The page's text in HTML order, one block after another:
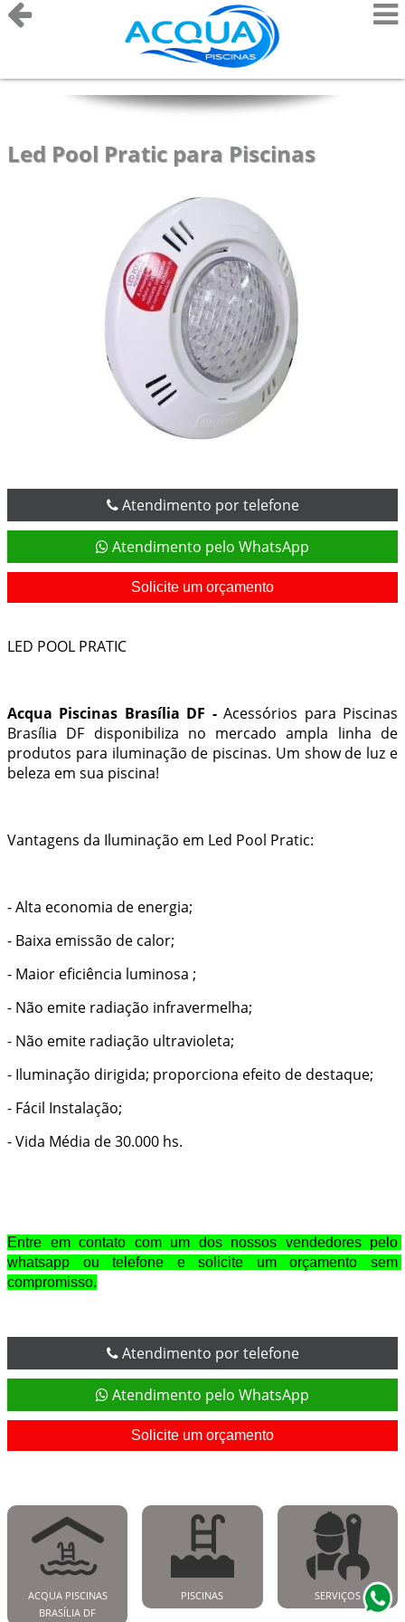
Led Pool Pratic para Piscinas
Atendimento por telefone
Atendimento pelo WhatsApp
Solicite um orçamento
LED POOL PRATIC
Acqua Piscinas Brasília DF -Acessórios para Piscinas
Brasília DF disponibiliza no mercado ampla linha de
produtos para iluminação de piscinas. Um show de luz e
beleza em sua piscina!
Vantagens da Iluminação em Led Pool Pratic:
- Alta economia de energia;
- Baixa emissão de calor;
- Maior eficiência luminosa ;
- Não emite radiação infravermelha;
- Não emite radiação ultravioleta;
- Iluminação dirigida; proporciona efeito de destaque;
- Fácil Instalação;
- Vida Média de 30.000 hs.
Entre em contato com um dos nossos vendedores pelo
whatsapp ou telefone e solicite um orçamento sem
compromisso.
Atendimento por telefone
Atendimento pelo WhatsApp
Solicite um orçamento
ACQUA PISCINAS
BRASÍLIA DF
PISCINAS SERVIÇOS